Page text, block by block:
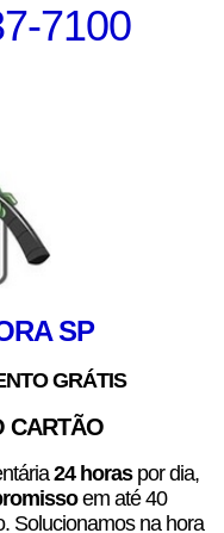
7100
SP
GRÁTIS
CARTÃO
24 horaspor dia,
em até 40
Solucionamos na hora